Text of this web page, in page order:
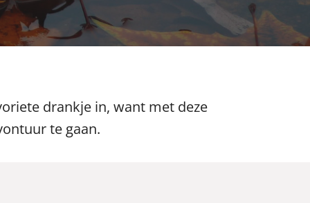
drankje in, want met deze
te gaan.